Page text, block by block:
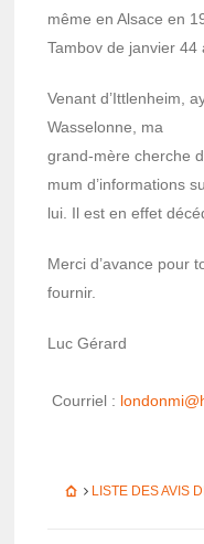
même en Alsace en
Tambov de janvier 44
Venant d’It­tlen­heim,
Wasse­lonne, ma
grand-mère cherche
mum d’in­for­ma­tions
lui. Il est en effet
Merci d’avance pour
four­nir.
Luc Gérard
Cour­riel :
LISTE DES AVIS